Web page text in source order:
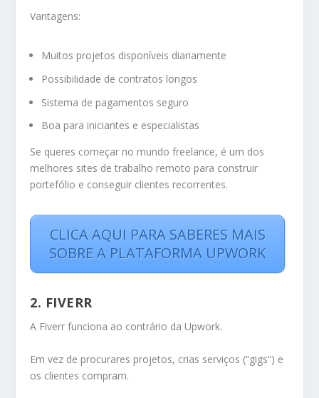
Vantagens:
Muitos projetos disponíveis diariamente
Possibilidade de contratos longos
Sistema de pagamentos seguro
Boa para iniciantes e especialistas
Se queres começar no mundo freelance, é um dos
melhores sites de trabalho remoto para construir
portefólio e conseguir clientes recorrentes.
CLICA AQUI PARA SABERES MAIS
SOBRE A PLATAFORMA UPWORK
2. FIVERR
A Fiverr funciona ao contrário da Upwork.
Em vez de procurares projetos, crias serviços (“gigs”) e
os clientes compram.